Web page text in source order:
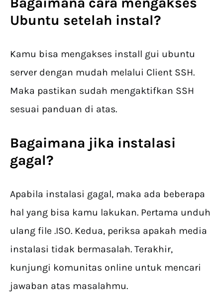
Ubuntu setelah instal?
Kamu bisa mengakses install gui ubuntu
server dengan mudah melalui Client SSH.
Maka pastikan sudah mengaktifkan SSH
sesuai panduan di atas.
Bagaimana jika instalasi
gagal?
Apabila instalasi gagal, maka ada beberapa
hal yang bisa kamu lakukan. Pertama unduh
ulang file .ISO. Kedua, periksa apakah media
instalasi tidak bermasalah. Terakhir,
kunjungi komunitas online untuk mencari
jawaban atas masalahmu.